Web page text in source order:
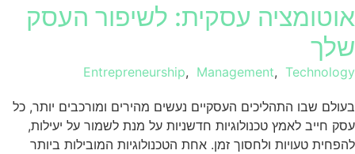
אוטומציה עסקית: לשיפור העסק
שלך
Entrepreneurship, Management, Technology
בעולם שבו התהליכים העסקיים נעשים מהירים ומורכבים יותר, כל
עסק חייב לאמץ טכנולוגיות חדשניות על מנת לשמור על יעילות,
להפחית טעויות ולחסוך זמן. אחת הטכנולוגיות המובילות ביותר